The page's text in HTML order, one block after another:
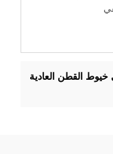
خيوط القطن العادية